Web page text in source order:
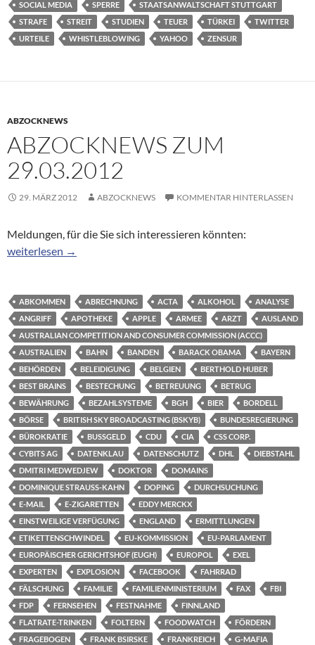
SOCIAL MEDIA
SPERRE
STAATSANWALTSCHAFT STUTTGART
STRAFE
STREIT STUDIEN TEUER TÜRKEI
TWITTER
URTEILE
WHISTLEBLOWING YAHOO ZENSUR
ABZOCKNEWS
ABZOCKNEWS ZUM
29.03.2012
29. MÄRZ 2012 ABZOCKNEWS KOMMENTAR HINTERLASSEN
Meldungen, für die Sie sich interessieren könnten:
Abzocknews zum 29.03.2012
weiterlesen →
ABKOMMEN ABRECHNUNG ACTA ALKOHOL
ANALYSE
ANGRIFF
APOTHEKE APPLE ARMEE ARZT
AUSLAND
AUSTRALIAN COMPETITION AND CONSUMER COMMISSION (ACCC)
AUSTRALIEN
BAHN BANDEN BARACK OBAMA
BAYERN
BEHÖRDEN
BELEIDIGUNG BELGIEN
BERTHOLD HUBER
BEST BRAINS
BESTECHUNG BETREUUNG
BETRUG
BEWÄHRUNG
BEZAHLSYSTEME BGH BIER
BORDELL
BÖRSE
BRITISH SKY BROADCASTING (BSKYB)
BUNDESREGIERUNG
BÜROKRATIE
BUSSGELD CDU CIA
CSS CORP.
CYBITS AG
DATENKLAU DATENSCHUTZ DHL
DIEBSTAHL
DMITRI MEDWEDJEW
DOKTOR
DOMAINS
DOMINIQUE STRAUSS-KAHN
DOPING
DURCHSUCHUNG
E-MAIL
E-ZIGARETTEN
EDDY MERCKX
EINSTWEILIGE VERFÜGUNG
ENGLAND
ERMITTLUNGEN
ETIKETTENSCHWINDEL
EU-KOMMISSION
EU-PARLAMENT
EUROPÄISCHER GERICHTSHOF (EUGH)
EUROPOL
EXEL
EXPERTEN
EXPLOSION FACEBOOK
FAHRRAD
FÄLSCHUNG
FAMILIE FAMILIENMINISTERIUM FAX
FBI
FDP
FERNSEHEN FESTNAHME
FINNLAND
FLATRATE-TRINKEN
FOLTERN FOODWATCH
FÖRDERN
FRAGEBOGEN
FRANK BSIRSKE FRANKREICH
G-MAFIA